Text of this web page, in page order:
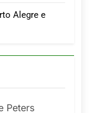
Alegre e
Peters